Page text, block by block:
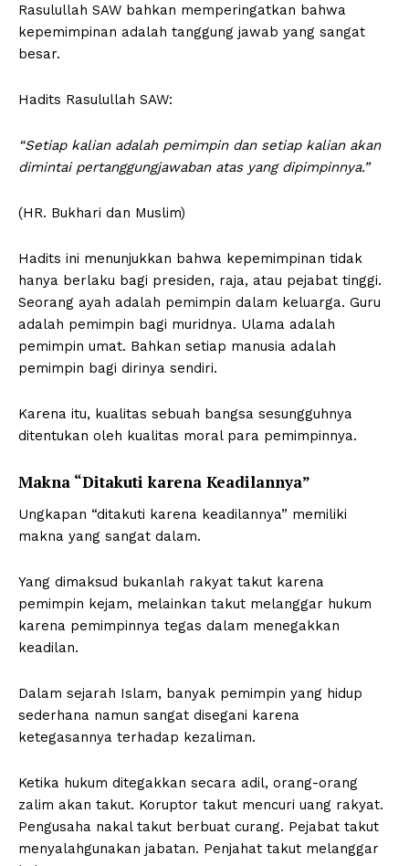
Rasulullah SAW bahkan memperingatkan bahwa
kepemimpinan adalah tanggung jawab yang sangat
besar.
Hadits Rasulullah SAW:
“Setiap kalian adalah pemimpin dan setiap kalian akan
dimintai pertanggungjawaban atas yang dipimpinnya.”
(HR. Bukhari dan Muslim)
Hadits ini menunjukkan bahwa kepemimpinan tidak
hanya berlaku bagi presiden, raja, atau pejabat tinggi.
Seorang ayah adalah pemimpin dalam keluarga. Guru
adalah pemimpin bagi muridnya. Ulama adalah
pemimpin umat. Bahkan setiap manusia adalah
pemimpin bagi dirinya sendiri.
Karena itu, kualitas sebuah bangsa sesungguhnya
ditentukan oleh kualitas moral para pemimpinnya.
Makna “Ditakuti karena Keadilannya”
Ungkapan “ditakuti karena keadilannya” memiliki
makna yang sangat dalam.
Yang dimaksud bukanlah rakyat takut karena
pemimpin kejam, melainkan takut melanggar hukum
karena pemimpinnya tegas dalam menegakkan
keadilan.
Dalam sejarah Islam, banyak pemimpin yang hidup
sederhana namun sangat disegani karena
ketegasannya terhadap kezaliman.
Ketika hukum ditegakkan secara adil, orang-orang
zalim akan takut. Koruptor takut mencuri uang rakyat.
Pengusaha nakal takut berbuat curang. Pejabat takut
menyalahgunakan jabatan. Penjahat takut melanggar